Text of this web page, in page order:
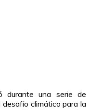
durante una serie de
climático para la